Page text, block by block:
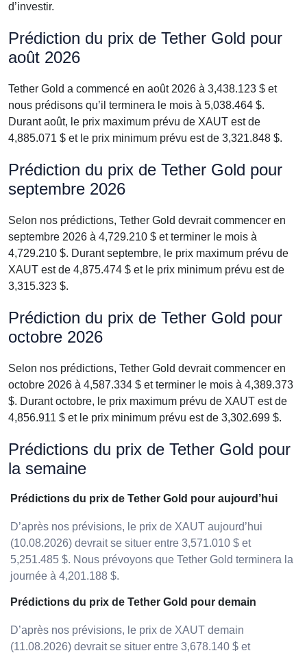
d’investir.
Prédiction du prix de Tether Gold pour
août 2026
Tether Gold a commencé en août 2026 à 3,438.123 $ et
nous prédisons qu’il terminera le mois à 5,038.464 $.
Durant août, le prix maximum prévu de XAUT est de
4,885.071 $ et le prix minimum prévu est de 3,321.848 $.
Prédiction du prix de Tether Gold pour
septembre 2026
Selon nos prédictions, Tether Gold devrait commencer en
septembre 2026 à 4,729.210 $ et terminer le mois à
4,729.210 $. Durant septembre, le prix maximum prévu de
XAUT est de 4,875.474 $ et le prix minimum prévu est de
3,315.323 $.
Prédiction du prix de Tether Gold pour
octobre 2026
Selon nos prédictions, Tether Gold devrait commencer en
octobre 2026 à 4,587.334 $ et terminer le mois à 4,389.373
$. Durant octobre, le prix maximum prévu de XAUT est de
4,856.911 $ et le prix minimum prévu est de 3,302.699 $.
Prédictions du prix de Tether Gold pour
la semaine
Prédictions du prix de Tether Gold pour aujourd’hui
D’après nos prévisions, le prix de XAUT aujourd’hui
(10.08.2026) devrait se situer entre 3,571.010 $ et
5,251.485 $. Nous prévoyons que Tether Gold terminera la
journée à 4,201.188 $.
Prédictions du prix de Tether Gold pour demain
D’après nos prévisions, le prix de XAUT demain
(11.08.2026) devrait se situer entre 3,678.140 $ et